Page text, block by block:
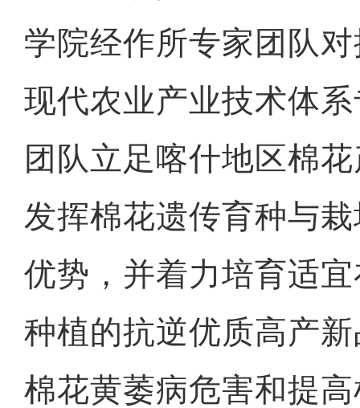
学院经作所专家团队
现代农业产业技术体
团队立足喀什地区棉
发挥棉花遗传育种与
优势，并着力培育适
种植的抗逆优质高产
棉花黄萎病危害和提